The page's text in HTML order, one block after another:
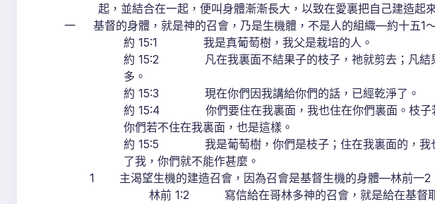
起，並結合在一起，便叫身體漸漸長大，以致在愛裏把自己建造起
一 基督的身體，就是神的召會，乃是生機體，不是人的組織—約十五1～
約 15:1 我是真葡萄樹，我父是栽培的人。
約 15:2 凡在我裏面不結果子的枝子，祂就剪去；凡結果
多。
約 15:3 現在你們因我講給你們的話，已經乾淨了。
約 15:4 你們要住在我裏面，我也住在你們裏面。枝子若
你們若不住在我裏面，也是這樣。
約 15:5 我是葡萄樹，你們是枝子；住在我裏面的，我也
了我，你們就不能作甚麼。
1 主渴望生機的建造召會，因為召會是基督生機的身體—林前一2
林前 1:2 寫信給在哥林多神的召會，就是給在基督耶